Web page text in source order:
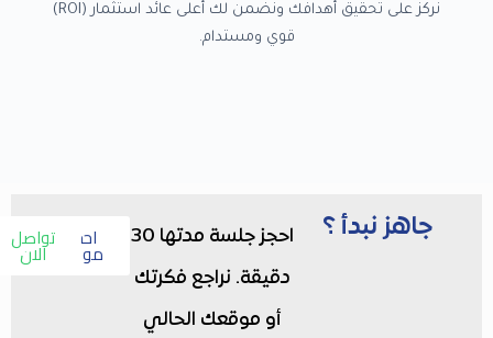
نركز على تحقيق أهدافك ونضمن لك أعلى عائد استثمار (ROI)
قوي ومستدام.
جاهز نبدأ ؟
احجز جلسة مدتها 30
دقيقة. نراجع فكرتك
أو موقعك الحالي
احجز
موعد
تواصل
الان